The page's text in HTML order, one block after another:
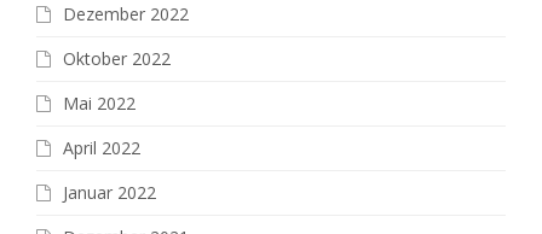
Dezember 2022
Oktober 2022
Mai 2022
April 2022
Januar 2022